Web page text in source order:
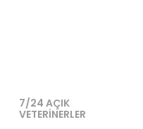
7/24 AÇIK
VETERINERLER